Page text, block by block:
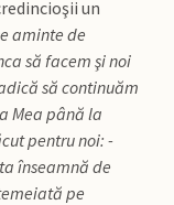
un
aminte de
să facem şi noi
să continuăm
Mea până la
pentru noi: -
înseamnă de
pe